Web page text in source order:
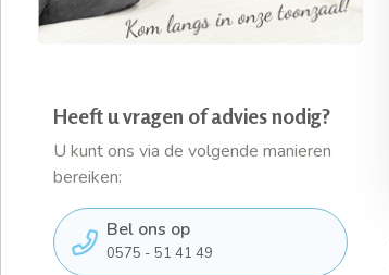
Heeft u vragen of advies nodig?
U kunt ons via de volgende manieren
bereiken:
Bel ons op
0575 - 51 41 49